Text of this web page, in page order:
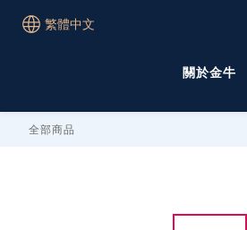
繁體中文
關於金牛
全部商品